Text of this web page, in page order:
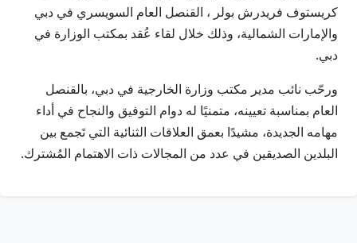
كريستوف فريدرش بولر ، القنصل العام السويسري في دبي
والإمارات الشمالية، وذلك خلال لقاء عُقد بمكتب الوزارة في
دبي.
ورحّب نائب مدير مكتب وزارة الخارجية في دبي، بالقنصل
العام بمناسبة تعيينه، متمنيًا له دوام التوفيق والنجاح في أداء
مهامه الجديدة، مشيدًا بعمق العلاقات الثنائية التي تَجمع بين
البلدين الصديقين في عدد من المجالات ذات الاهتمام المُشترك.